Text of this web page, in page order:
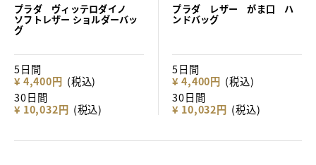
プラダ ヴィッテロダイノ
ソフトレザー ショルダーバッ
グ
5日間
¥ 4,400円 (税込)
30日間
¥ 10,032円 (税込)
プラダ レザー がま口 ハ
ンドバッグ
5日間
¥ 4,400円 (税込)
30日間
¥ 10,032円 (税込)